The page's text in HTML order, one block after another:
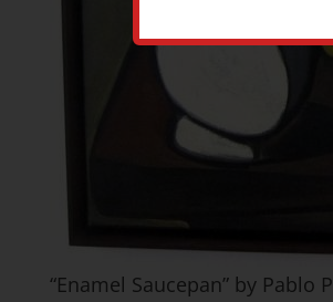
“Enamel Saucepan” by Pablo